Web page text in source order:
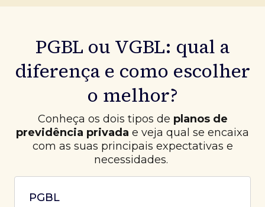
PGBL ou VGBL: qual a
diferença e como escolher
o melhor?
Conheça os dois tipos de planos de
previdência privada e veja qual se encaixa
com as suas principais expectativas e
necessidades.
PGBL